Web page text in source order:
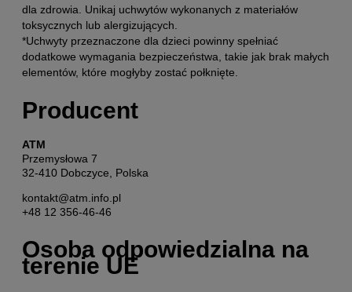
dla zdrowia. Unikaj uchwytów wykonanych z materiałów
toksycznych lub alergizujących.
*Uchwyty przeznaczone dla dzieci powinny spełniać
dodatkowe wymagania bezpieczeństwa, takie jak brak małych
elementów, które mogłyby zostać połknięte.
Producent
ATM
Przemysłowa 7
32-410 Dobczyce, Polska
kontakt@atm.info.pl
+48 12 356-46-46
Osoba odpowiedzialna na
terenie UE